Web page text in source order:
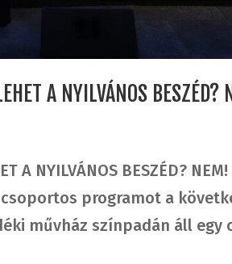
A NYILVÁNOS BESZÉD?
A NYILVÁNOS BESZÉD?
csoportos programot a
művház színpadán áll egy